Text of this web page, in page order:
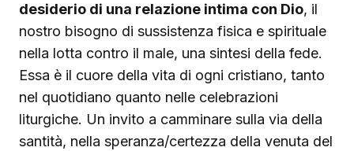
desiderio di una relazione intima con Dio, il
nostro bisogno di sussistenza fisica e spirituale
nella lotta contro il male, una sintesi della fede.
Essa è il cuore della vita di ogni cristiano, tanto
nel quotidiano quanto nelle celebrazioni
liturgiche. Un invito a camminare sulla via della
santità, nella speranza/certezza della venuta del